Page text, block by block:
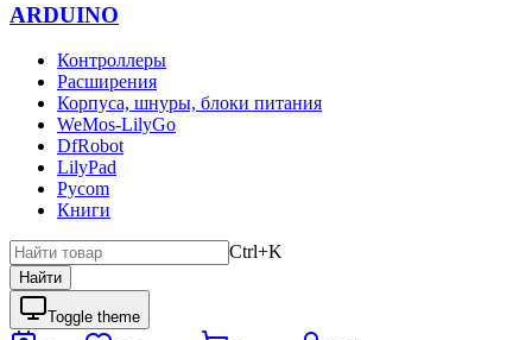
ARDUINO
Контроллеры
Расширения
Корпуса, шнуры, блоки питания
WeMos-LilyGo
DfRobot
LilyPad
Pycom
Книги
Ctrl+K
Найти
Toggle theme